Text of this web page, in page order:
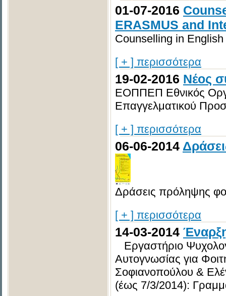
01-07-2016
ERASMUS and
Counselling in English
[ + ] περισσότερα
19-02-2016 Νέος
ΕΟΠΠΕΠ Εθνικός
Επαγγελματικού
[ + ] περισσότερα
06-06-2014
Δράσεις πρόληψης
[ + ] περισσότερα
14-03-2014
Εργαστήριο
Αυτογνωσίας για
Σοφιανοπούλου &
(έως 7/3/2014):